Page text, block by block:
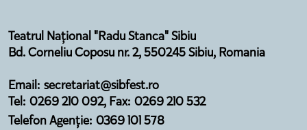
Teatrul Național "Radu Stanca" Sibiu
Bd. Corneliu Coposu nr. 2, 550245 Sibiu, Romania
Email: secretariat@sibfest.ro
Tel: 0269 210 092, Fax: 0269 210 532
Telefon Agenție: 0369 101 578